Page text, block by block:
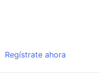
Regístrate ahora